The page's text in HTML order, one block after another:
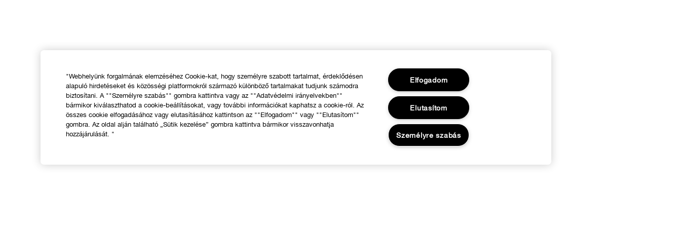
"Webhelyünk forgalmának elemzéséhez Cookie-kat, hogy személyre szabott tartalmat, érdeklődésen
alapuló hirdetéseket és közösségi platformokról származó különböző tartalmakat tudjunk számodra
biztosítani. A ""Személyre szabás"" gombra kattintva vagy az ""Adatvédelmi irányelvekben""
bármikor kiválaszthatod a cookie-beállításokat, vagy további információkat kaphatsz a cookie-ról. Az
összes cookie elfogadásához vagy elutasításához kattintson az ""Elfogadom"" vagy ""Elutasítom""
gombra. Az oldal alján található „Sütik kezelése” gombra kattintva bármikor visszavonhatja
hozzájárulását. "
Elfogadom
Elutasítom
Személyre szabás